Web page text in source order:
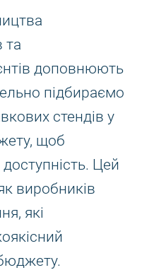
та
доповнюють
підбираємо
стендів у
щоб
доступність. Цей
виробників
які